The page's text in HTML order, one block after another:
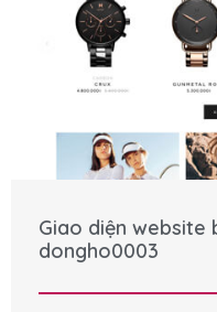
Giao diện website
dongho0003